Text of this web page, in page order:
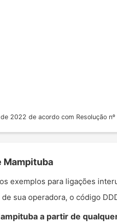
2022 de acordo com Resolução
Mampituba
exemplos para ligações
sua operadora, o código
a partir de